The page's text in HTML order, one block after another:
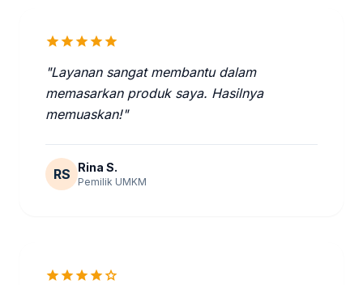
starstarstarstarstar
"Layanan sangat membantu dalam
memasarkan produk saya. Hasilnya
memuaskan!"
RS Rina S.
Pemilik UMKM
starstarstarstarstar